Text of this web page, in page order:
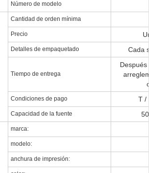
Número de modelo
Cantidad de orden mínima
Precio
Detalles de empaquetado Cada
Tiempo de entrega
Condiciones de pago T /
Capacidad de la fuente
marca:
modelo:
anchura de impresión: